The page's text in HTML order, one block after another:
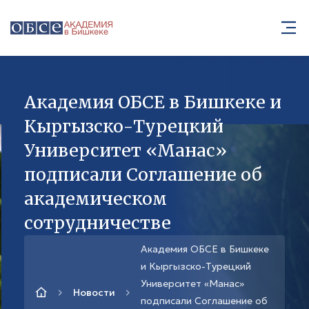
Академия ОБСЕ в Бишкеке и
Кыргызско-Турецкий
Университет «Манас»
подписали Соглашение об
академическом
сотрудничестве
Новости
Академия ОБСЕ в Бишкеке
и Кыргызско-Турецкий
Университет «Манас»
подписали Соглашение об